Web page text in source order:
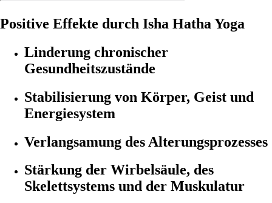
Positive Effekte durch Isha Hatha Yoga
Linderung chronischer
Gesundheitszustände
Stabilisierung von Körper, Geist und
Energiesystem
Verlangsamung des Alterungsprozesses
Stärkung der Wirbelsäule, des
Skelettsystems und der Muskulatur